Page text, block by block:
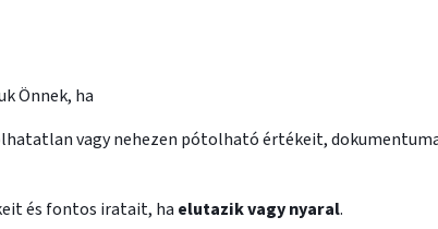
Önnek, ha
vagy nehezen pótolható értékeit,
és fontos iratait, ha elutazik vagy nyaral.